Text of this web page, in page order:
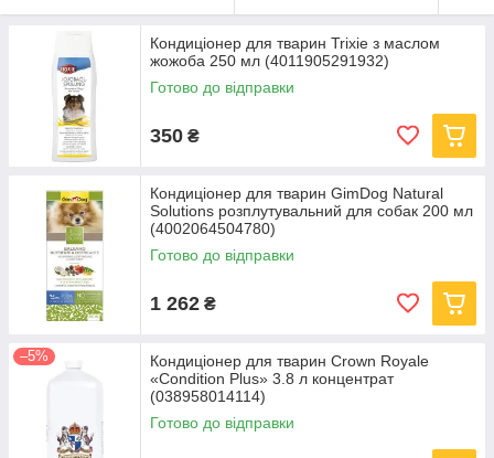
Всі товари виготовлені збезпечних та перевірених
, що гарантуєкомфорт, здоров’я та красу
шерсті улюбленця щодня.
Кондиціонер для тварин Trixie з маслом
жожоба 250 мл (4011905291932)
Готово до відправки
350 ₴
Кондиціонер для тварин GimDog Natural
Solutions розплутувальний для собак 200 мл
(4002064504780)
Готово до відправки
1 262 ₴
–5%
Кондиціонер для тварин Crown Royale
«Condition Plus» 3.8 л концентрат
(038958014114)
Готово до відправки